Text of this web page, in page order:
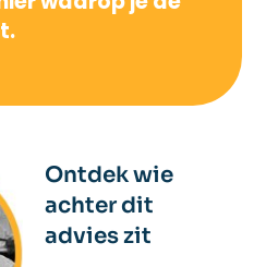
Ontdek wie
achter dit
advies zit